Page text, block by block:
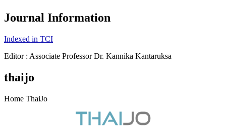
Journal Information
Indexed in TCI
Editor : Associate Professor Dr. Kannika Kantaruksa
thaijo
Home ThaiJo